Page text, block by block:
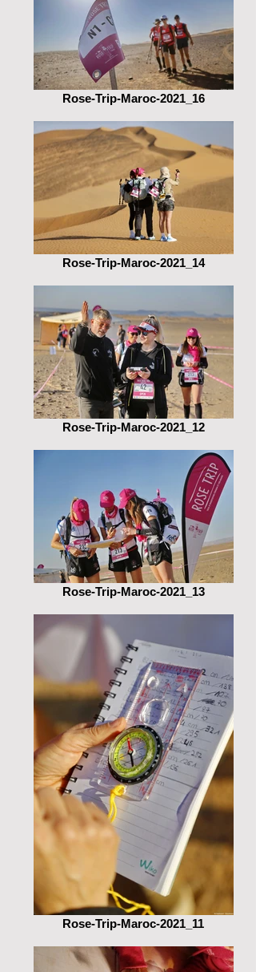
Rose-Trip-Maroc-2021_16
Rose-Trip-Maroc-2021_14
Rose-Trip-Maroc-2021_12
Rose-Trip-Maroc-2021_13
Rose-Trip-Maroc-2021_11